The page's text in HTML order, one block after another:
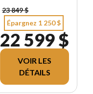
23 849 $
Épargnez 1 250 $
22 599 $
VOIR LES
DÉTAILS